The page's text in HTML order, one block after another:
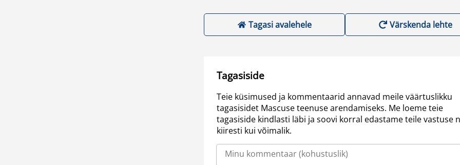
Tagasi avalehele Värskenda lehte
Tagasiside
Teie küsimused ja kommentaarid annavad meile väärtuslikku
tagasisidet Mascuse teenuse arendamiseks. Me loeme teie
tagasiside kindlasti läbi ja soovi korral edastame teile vastuse
kiiresti kui võimalik.